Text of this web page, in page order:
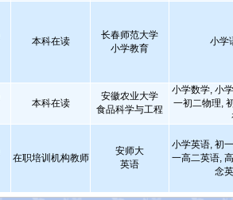
本科在读
长春师范大学
小学教育
小学
本科在读
安徽农业大学
食品科学与工程
小学数学, 小
一初二物理,
在职培训机构教师
安师大
英语
小学英语, 初
一高二英语,
念